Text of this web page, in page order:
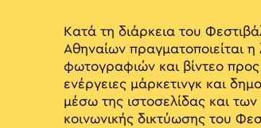
Κατά τη διάρκεια του
Αθηναίων πραγματοποιείται
φωτογραφιών και βίντεο
ενέργειες μάρκετινγκ και
μέσω της ιστοσελίδας και
κοινωνικής δικτύωσης του